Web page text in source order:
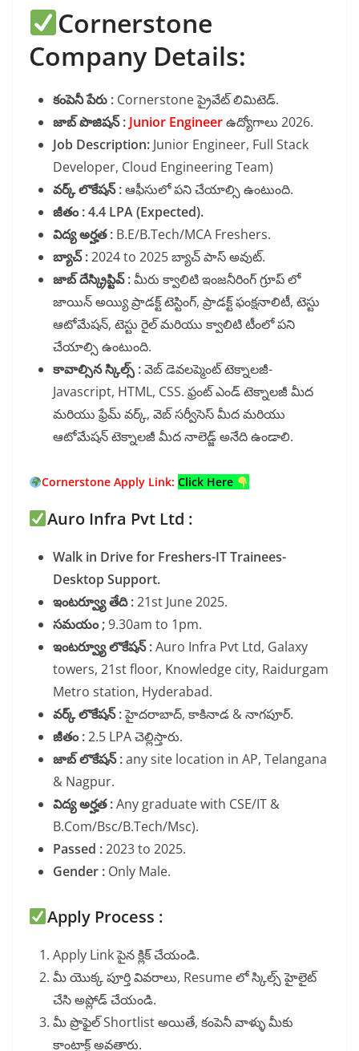
Cornerstone
Company Details:
కంపెనీ పేరు : Cornerstone ప్రైవేట్ లిమిటెడ్.
జాబ్ పొజిషన్ : Junior Engineerఉద్యోగాలు 2026.
Job Description: Junior Engineer, Full Stack
Developer, Cloud Engineering Team)
వర్క్ లొకేషన్ :ఆఫీసులో పని చేయాల్సి ఉంటుంది.
జీతం : 4.4 LPA (Expected).
విద్య అర్హత : B.E/B.Tech/MCA Freshers.
బ్యాచ్ :2024 to 2025 బ్యాచ్ పాస్ అవుట్.
జాబ్ దేస్క్రిప్టివ్ :మీరు క్వాలిటి ఇంజనీరింగ్ గ్రూప్ లో
జాయిన్ అయ్యి ప్రాడక్ట్ టెస్టింగ్, ప్రాడక్ట్ ఫంక్షనాలిటీ, టెస్టు
ఆటోమేషన్, టెస్టు రైల్ మరియు క్వాలిటి టీంలో పని
చేయాల్సి ఉంటుంది.
కావాల్సిన స్కిల్స్ :వెబ్ డెవలప్మెంట్ టెక్నాలజీ-
Javascript, HTML, CSS. ఫ్రంట్ ఎండ్ టెక్నాలజీ మీద
మరియు ఫ్రేమ్ వర్క్, వెబ్ సర్వీసెస్ మీద మరియు
ఆటోమేషన్ టెక్నాలజీ మీద నాలెడ్జ్ అనేది ఉండాలి.
Cornerstone Apply Link: Click Here
Auro Infra Pvt Ltd :
Walk in Drive for Freshers-IT Trainees-
Desktop Support.
ఇంటర్వ్యూ తేది :21st June 2025.
సమయం ;9.30am to 1pm.
ఇంటర్వ్యూ లొకేషన్ :Auro Infra Pvt Ltd, Galaxy
towers, 21st floor, Knowledge city, Raidurgam
Metro station, Hyderabad.
వర్క్ లొకేషన్ :హైదరాబాద్, కాకినాడ & నాగపూర్.
జీతం :2.5 LPA చెల్లిస్తారు.
జాబ్ లొకేషన్ :any site location in AP, Telangana
& Nagpur.
విద్య అర్హత :Any graduate with CSE/IT &
B.Com/Bsc/B.Tech/Msc).
Passed :2023 to 2025.
Gender : Only Male.
Apply Process :
Apply Link పైన క్లిక్ చేయండి.
మీ యొక్క పూర్తి వివరాలు, Resume లో స్కిల్స్ హైలైట్
చేసి అప్లోడ్ చేయండి.
మీ ప్రొఫైల్ Shortlist అయితే, కంపెనీ వాళ్ళు మీకు
కాంటాక్ట్ అవతారు.